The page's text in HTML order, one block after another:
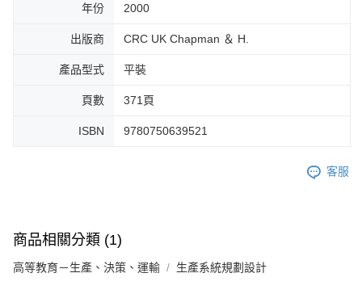
年份 2000
出版商 CRC UK Chapman ＆ H.
產品型式 平裝
頁數 371頁
ISBN 9780750639521
客服
商品相關分類 (1)
高等教育－生產、決策、運輸 生產系統規劃設計